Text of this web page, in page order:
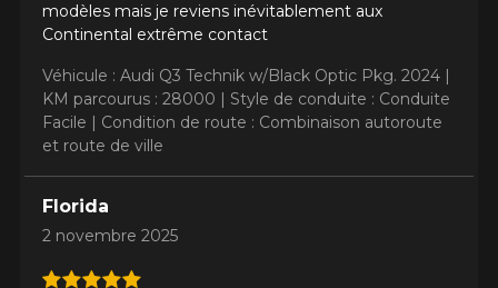
modèles mais je reviens inévitablement aux
Continental extrême contact
Véhicule : Audi Q3 Technik w/Black Optic Pkg. 2024 |
KM parcourus : 28000 | Style de conduite : Conduite
Facile | Condition de route : Combinaison autoroute
et route de ville
Florida
2 novembre 2025